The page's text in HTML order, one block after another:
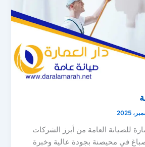
للصيانة العامة من أبرز الشركات
في محيصنة بجودة عالية وخبرة